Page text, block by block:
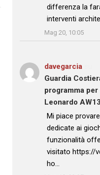
differenza la
interventi
Mag 20, 10:05
davegarcia
Guardia
programma
Leonardo
: “
Mi piace
dedicate ai
funzionalità
visitato https://
ho…